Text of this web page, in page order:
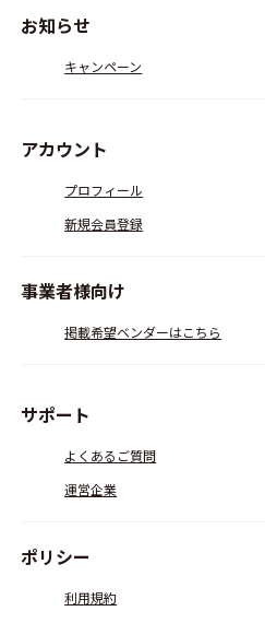
お知らせ
キャンペーン
アカウント
プロフィール
新規会員登録
事業者様向け
掲載希望ベンダーはこちら
サポート
よくあるご質問
運営企業
ポリシー
利用規約